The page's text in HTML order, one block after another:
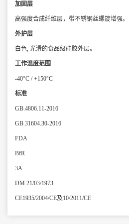
加固层
高强度合成纤维层，带不锈钢丝螺旋增强。
外护层
白色, 光滑的食品级硅胶外层。
工作温度范围
-40°C / +150°C
标准
GB.4806.11-2016
GB.31604.30-2016
FDA
BfR
3A
DM 21/03/1973
CE1935/2004/CE及10/2011/CE